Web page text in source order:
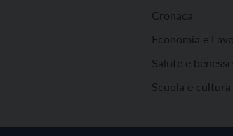
Cronaca
Economia e
Salute e
Scuola e cultura